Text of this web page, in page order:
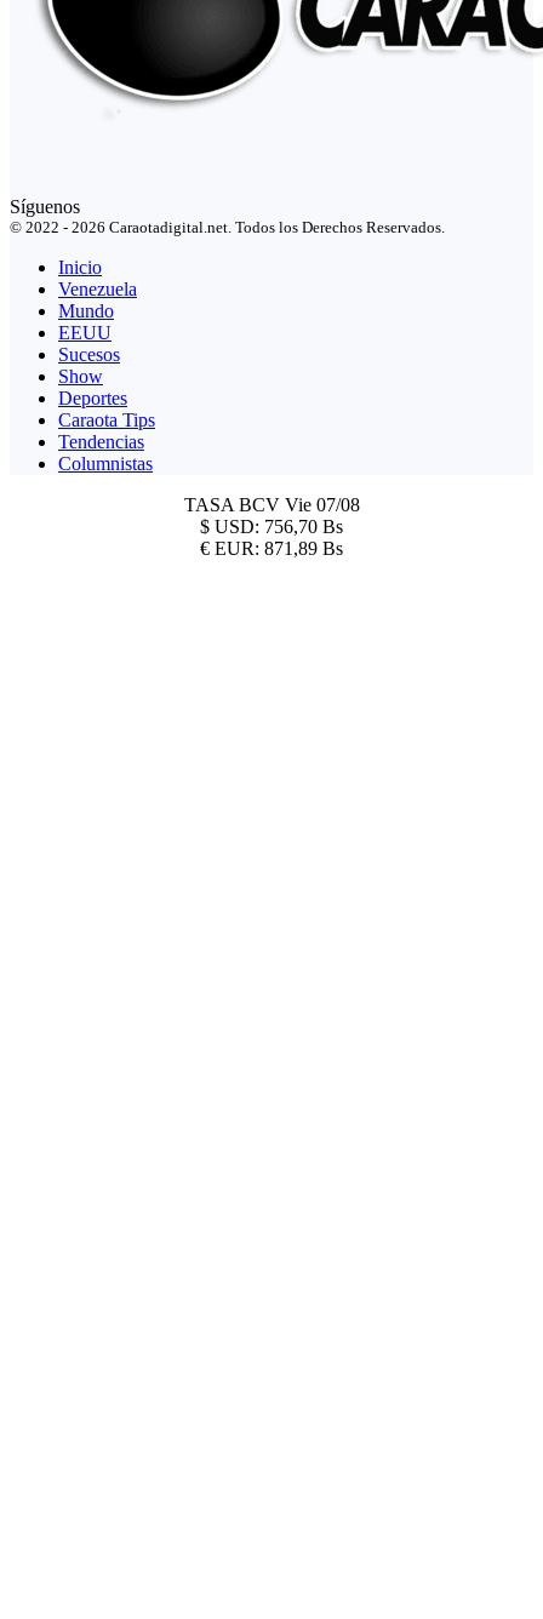
Síguenos
© 2022 - 2026 Caraotadigital.net. Todos los Derechos Reservados.
Inicio
Venezuela
Mundo
EEUU
Sucesos
Show
Deportes
Caraota Tips
Tendencias
Columnistas
TASA BCV Vie 07/08
$ USD: 756,70 Bs
€ EUR: 871,89 Bs